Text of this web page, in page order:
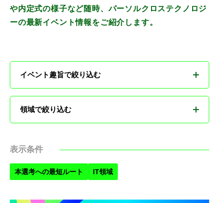
や内定式の様子など随時、パーソルクロステクノロジ
ーの最新イベント情報をご紹介します。
イベント趣旨で絞り込む
本選考への最短ルート
パーソルクロステクノロジーの仕事・
領域で絞り込む
表示条件
本選考への最短ルート IT領域